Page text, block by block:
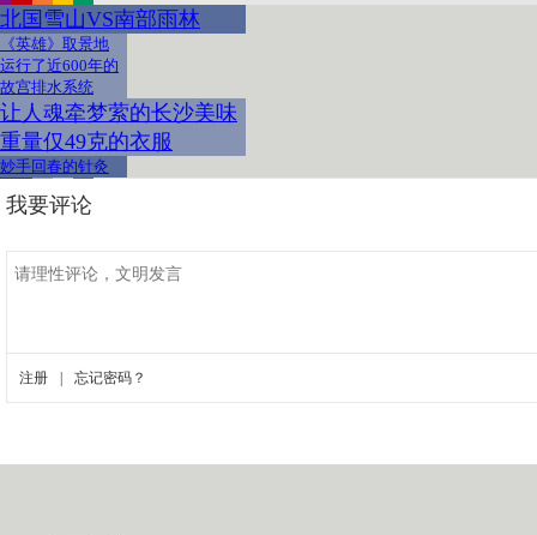
北国雪山VS南部雨林
《英雄》取景地
运行了近600年的
故宫排水系统
让人魂牵梦萦的长沙美味
重量仅49克的衣服
妙手回春的针灸